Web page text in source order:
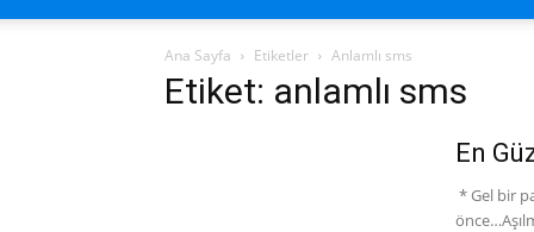
Ana Sayfa Etiketler Anlamlı sms
Etiket: anlamlı sms
En
* Gel bir